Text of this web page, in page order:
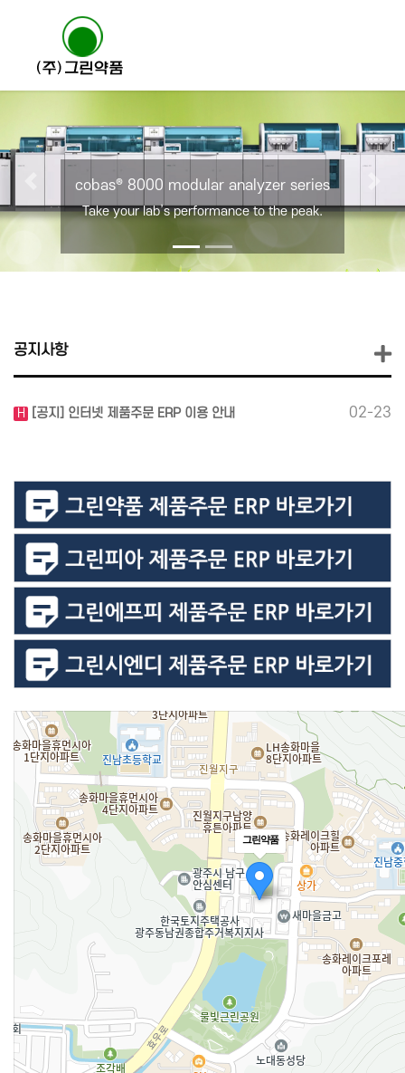
cobas® 8000 modular analyzer series
Take your lab’s performance to the peak.
Previous Next
공지사항
H [공지] 인터넷 제품주문 ERP 이용 안내 02-23
그린약품